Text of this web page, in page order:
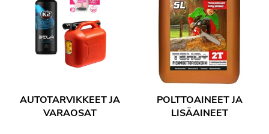
AUTOTARVIKKEET JA
VARAOSAT
POLTTOAINEET JA
LISÄAINEET